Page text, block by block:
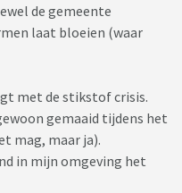
de gemeente
laat bloeien (waar
met de stikstof crisis.
gemaaid tijdens het
mag, maar ja).
in mijn omgeving het